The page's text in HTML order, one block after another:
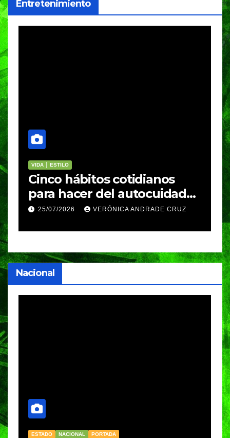
Entretenimiento
VIDA │ ESTILO
Cinco hábitos cotidianos
para hacer del autocuidado
parte de la rutina
25/07/2026 VERÓNICA ANDRADE CRUZ
Nacional
ESTADO NACIONAL PORTADA